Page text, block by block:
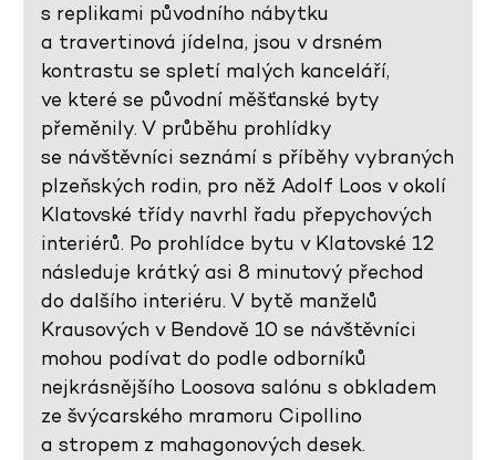
s replikami původního nábytku
a travertinová jídelna, jsou v drsném
kontrastu se spletí malých kanceláří,
ve které se původní měšťanské byty
přeměnily. V průběhu prohlídky
se návštěvníci seznámí s příběhy vybraných
plzeňských rodin, pro něž Adolf Loos v okolí
Klatovské třídy navrhl řadu přepychových
interiérů. Po prohlídce bytu v Klatovské 12
následuje krátký asi 8 minutový přechod
do dalšího interiéru. V bytě manželů
Krausových v Bendově 10 se návštěvníci
mohou podívat do podle odborníků
nejkrásnějšího Loosova salónu s obkladem
ze švýcarského mramoru Cipollino
a stropem z mahagonových desek.